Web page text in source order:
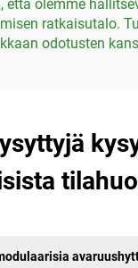
että olemme
ratkaisutalo.
odotusten